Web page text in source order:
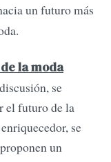
un futuro más
la moda
se
el futuro de la
se
un